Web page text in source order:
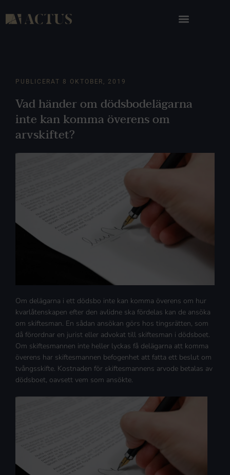
PUBLICERAT 8 OKTOBER, 2019
Vad händer om dödsbodelägarna
inte kan komma överens om
arvskiftet?
Om delägarna i ett dödsbo inte kan komma överens om hur
kvarlåtenskapen efter den avlidne ska fördelas kan de ansöka
om skiftesman. En sådan ansökan görs hos tingsrätten, som
då förordnar en jurist eller advokat till skiftesman i dödsboet.
Om skiftesmannen inte heller lyckas få delägarna att komma
överens har skiftesmannen befogenhet att fatta ett beslut om
tvångsskifte. Kostnaden för skiftesmannens arvode betalas av
dödsboet, oavsett vem som ansökte.